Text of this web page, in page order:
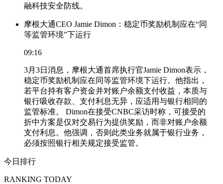
融科技安全防线。
摩根大通CEO Jamie Dimon：稳定币奖励机制应在“同
等监管环境”下运行
09:16
3月3日消息，摩根大通首席执行官Jamie Dimon表示，
稳定币奖励机制应在同等监管环境下运行。他指出，
若平台持有客户资金并对账户余额支付收益，本质与
银行吸收存款、支付利息无异，应适用与银行相同的
监管标准。 Dimon在接受CNBC采访时称，可接受的
折中方案是仅对交易行为提供奖励，而非对账户余额
支付利息。他强调，否则此类业务就属于银行业务，
必须按照银行相关规定接受监管。
今日排行
RANKING TODAY